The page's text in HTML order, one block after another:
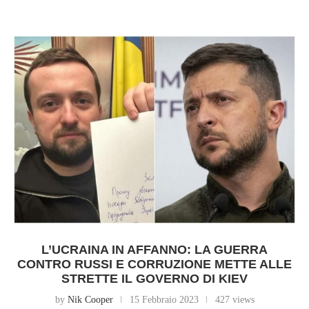
L’UCRAINA IN AFFANNO: LA GUERRA
CONTRO RUSSI E CORRUZIONE METTE ALLE
STRETTE IL GOVERNO DI KIEV
by Nik Cooper 15 Febbraio 2023 427 views